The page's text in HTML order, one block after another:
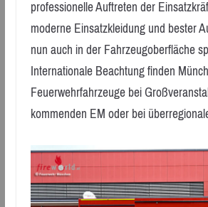
professionelle Auftreten der
moderne Einsatzkleidung und bester
nun auch in der Fahrzeugoberfläche
Internationale Beachtung finden
Feuerwehrfahrzeuge bei
kommenden EM oder bei